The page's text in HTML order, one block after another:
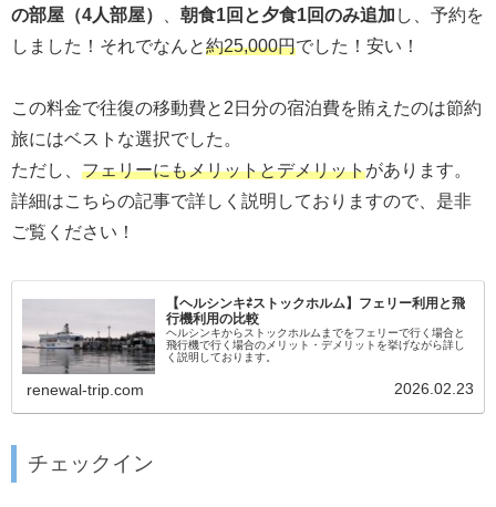
の部屋（4人部屋）
朝食1回と夕食1回のみ追加 し、予約を
しました！それでなんと約25,000円でした！安い！
この料金で往復の移動費と2日分の宿泊費を賄えたのは節約
旅にはベストな選択でした。
ただし、 フェリーにもメリットとデメリットがあります。
詳細はこちらの記事で詳しく説明しておりますので、是非
ご覧ください！
【ヘルシンキ⇄ストックホルム】フェリー利用と飛
行機利用の比較
ヘルシンキからストックホルムまでをフェリーで行く場合と
飛行機で行く場合のメリット・デメリットを挙げながら詳し
く説明しております。
renewal-trip.com 2026.02.23
チェックイン